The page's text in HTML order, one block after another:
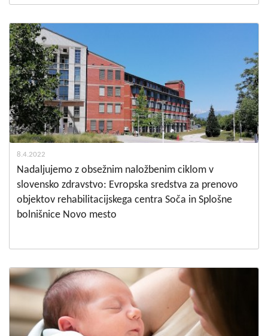
8.4.2022
Nadaljujemo z obsežnim naložbenim ciklom v
slovensko zdravstvo: Evropska sredstva za prenovo
objektov rehabilitacijskega centra Soča in Splošne
bolnišnice Novo mesto